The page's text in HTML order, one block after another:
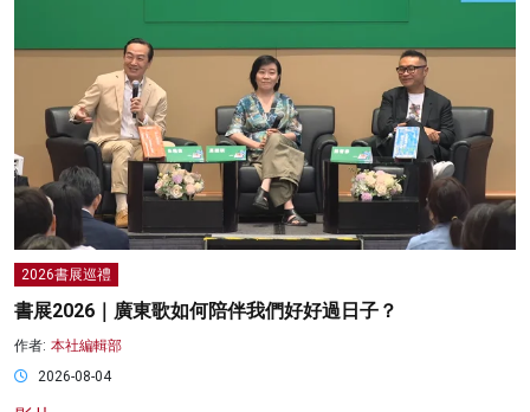
2026書展巡禮
書展2026｜廣東歌如何陪伴我們好好過日子？
作者: 本社編輯部
2026-08-04